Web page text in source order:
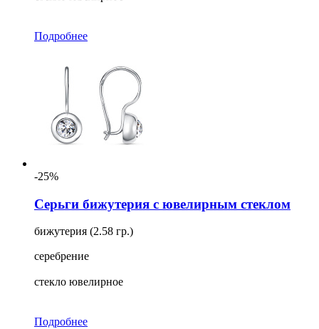
Подробнее
-25%
Серьги бижутерия с ювелирным стеклом
бижутерия (2.58 гр.)
серебрение
стекло ювелирное
Подробнее